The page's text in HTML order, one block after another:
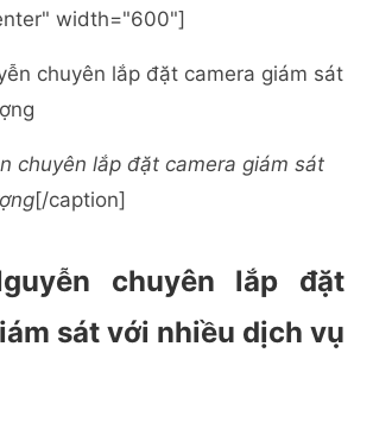
width="600"]
chuyên lắp đặt camera giám sát
[/caption]
chuyên lắp đặt
sát với nhiều dịch vụ